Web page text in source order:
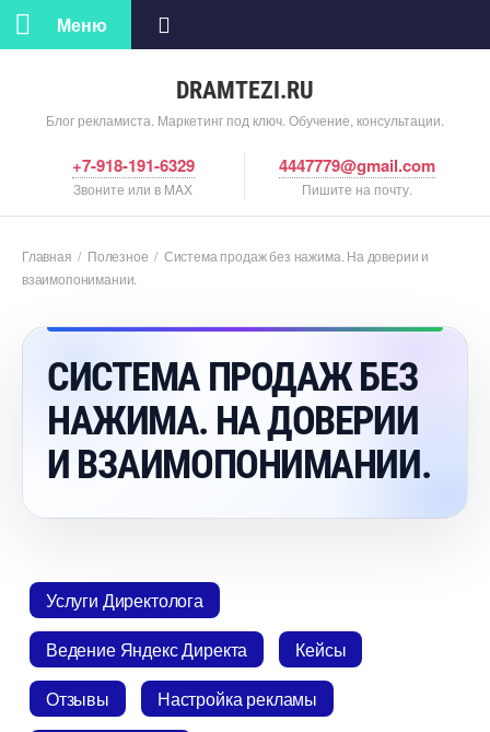
DRAMTEZI.RU
Блог рекламиста. Маркетинг под ключ. Обучение, консультации.
Меню
+7-918-191-6329
Звоните или в MAX
4447779@gmail.com
Пишите на почту.
Главная / Полезное / Система продаж без нажима. На доверии и
заимопонимании.
СИСТЕМА ПРОДАЖ БЕЗ
НАЖИМА. НА ДОВЕРИИ
И ВЗАИМОПОНИМАНИИ.
Услуги Директолога
едение Яндекс Директа
Кейсы
Отзывы
Настройка рекламы